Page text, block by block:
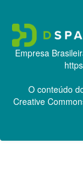
Empresa
O conteúdo
Creative